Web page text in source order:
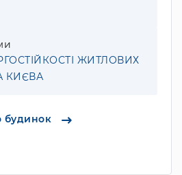
ЖИТЛОВИХ
КИЄВА
будинок